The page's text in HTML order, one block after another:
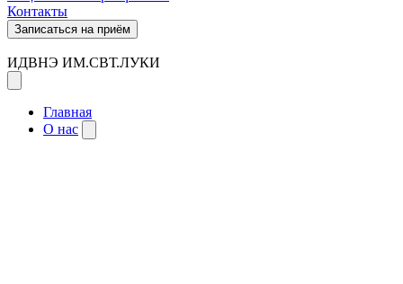
Контакты
Записаться на приём
ИДВНЭ ИМ.СВТ.ЛУКИ
Главная
О нас